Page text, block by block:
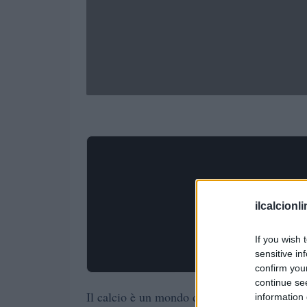
If you wish
sensitive
confirm
continue
information
Il calcio è un mondo dove le scelte